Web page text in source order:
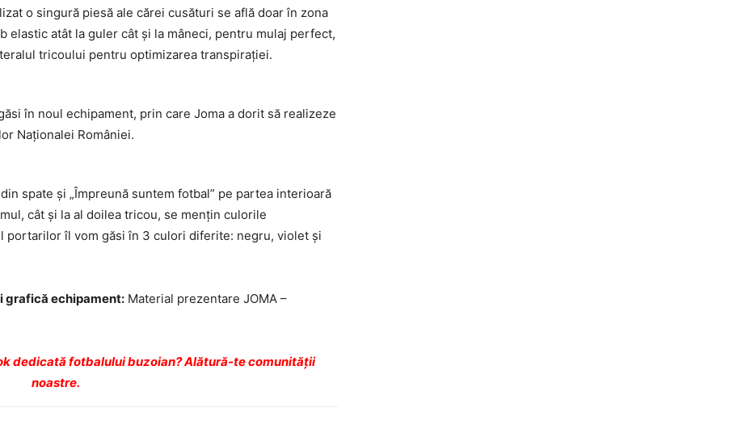
o singură piesă ale cărei cusături se află doar în zona
elastic atât la guler cât și la mâneci, pentru mulaj perfect,
tricoului pentru optimizarea transpirației.
în noul echipament, prin care Joma a dorit să realizeze
Naționalei României.
spate și „Împreună suntem fotbal” pe partea interioară
cât și la al doilea tricou, se mențin culorile
portarilor îl vom găsi în 3 culori diferite: negru, violet și
grafică echipament: Material prezentare JOMA –
dedicată fotbalului buzoian? Alătură-te comunității
noastre.